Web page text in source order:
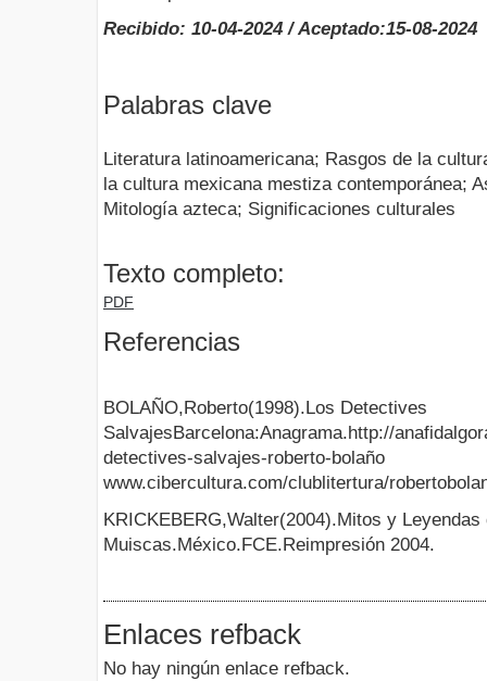
Recibido: 10-04-2024 / Aceptado:15-08-2024
Palabras clave
Literatura latinoamericana; Rasgos de la
la cultura mexicana mestiza contemporánea;
Mitología azteca; Significaciones culturales
Texto completo:
PDF
Referencias
BOLAÑO,Roberto(1998).Los Detectives
SalvajesBarcelona:Anagrama.http://
detectives-salvajes-roberto-bolaño
www.cibercultura.com/clublitertura/
KRICKEBERG,Walter(2004).Mitos y
Muiscas.México.FCE.Reimpresión 2004.
Enlaces refback
No hay ningún enlace refback.